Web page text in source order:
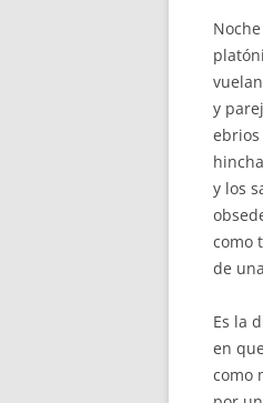
y
ebrios
y los
como
de
Es la
en
como